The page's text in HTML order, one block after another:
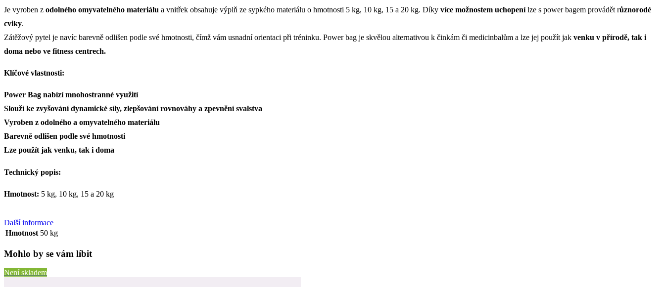
množství
Je vyroben z odolného omyvatelného materiálu a vnitřek obsahuje výplň ze sypkého materiálu o hmotnosti 5 kg, 10 kg, 15 a 20 kg. Díky více možnostem uchopenílze s power bagem provádět různorodé
cviky.
Zátěžový pytel je navíc barevně odlišen podle své hmotnosti, čímž vám usnadní orientaci při tréninku. Power bag je skvělou alternativou k činkám či medicinbalům a lze jej použít jak venku v přírodě, tak i
doma nebo ve fitness centrech.
Klíčové vlastnosti:
Power Bag nabízí mnohostranné využití
Slouží ke zvyšování dynamické síly, zlepšování rovnováhy a zpevnění svalstva
Vyroben z odolného a omyvatelného materiálu
Barevně odlišen podle své hmotnosti
Lze použít jak venku, tak i doma
Technický popis:
Hmotnost: 5 kg, 10 kg, 15 a 20 kg
Další informace
Hmotnost 50 kg
Mohlo by se vám líbit
Není skladem